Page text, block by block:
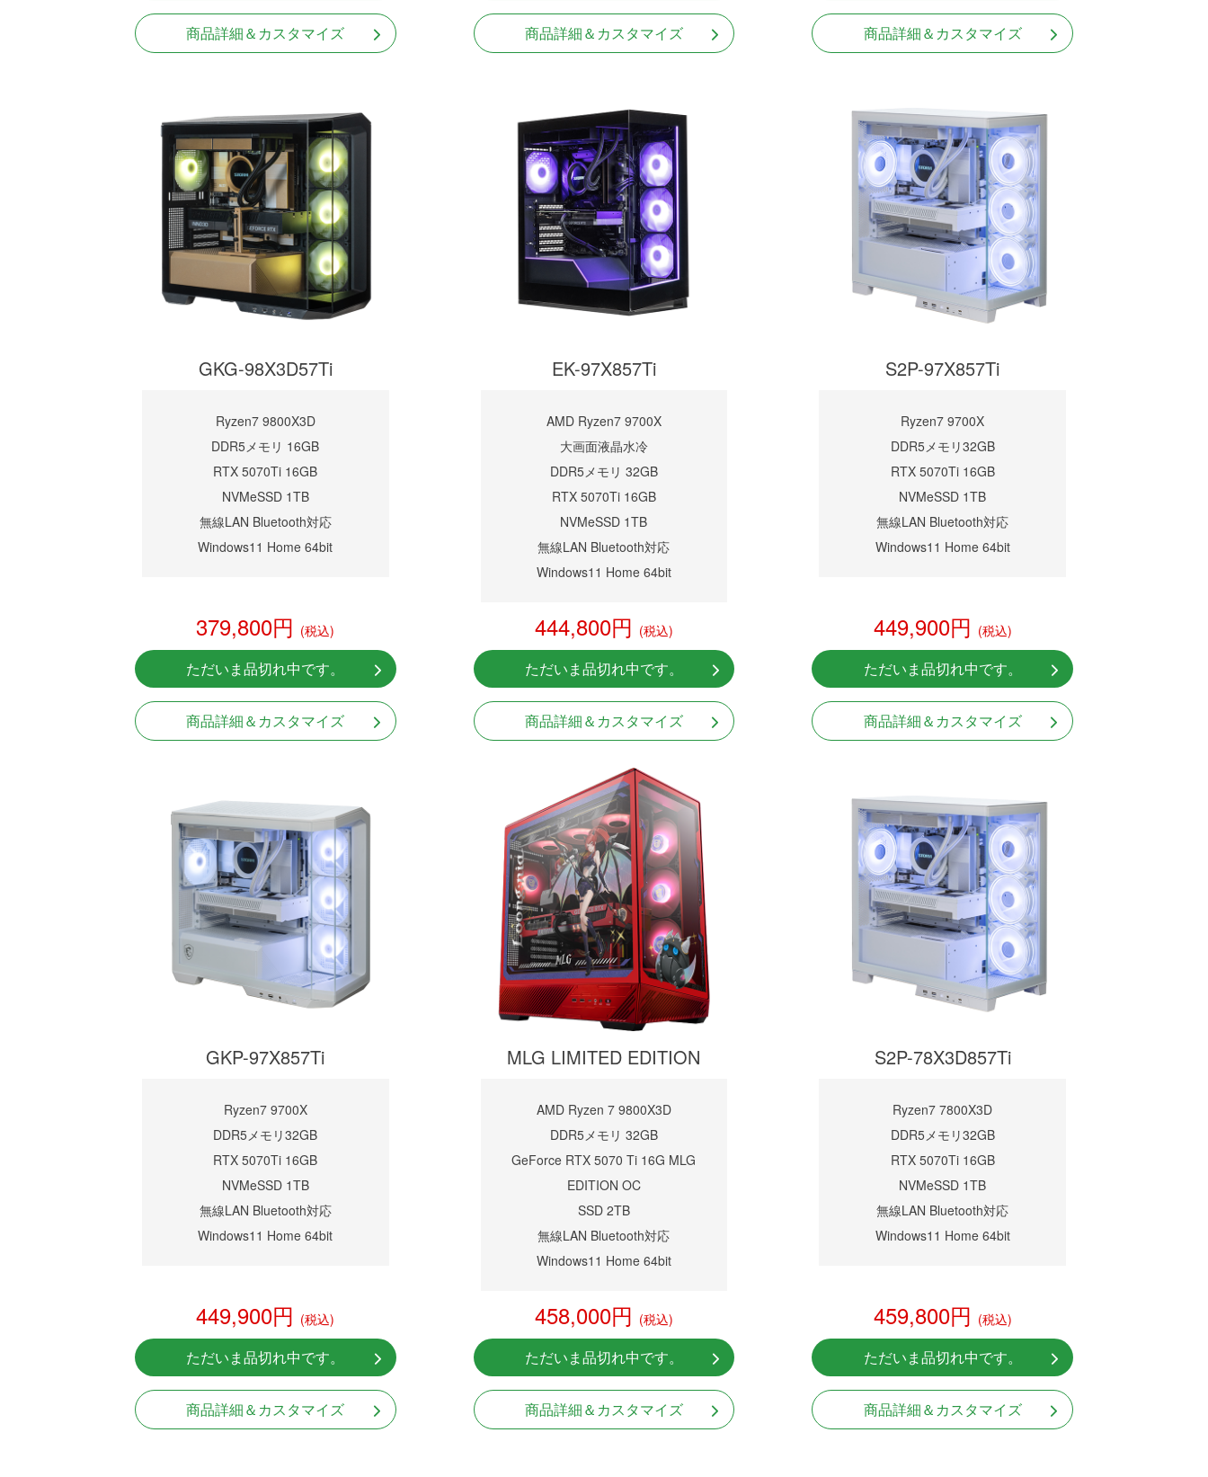
商品詳細＆カスタマイズ 商品詳細＆カスタマイズ 商品詳細＆カスタマイズ
GKG-98X3D57Ti
Ryzen7 9800X3D
DDR5メモリ 16GB
RTX 5070Ti 16GB
NVMeSSD 1TB
無線LAN Bluetooth対応
Windows11 Home 64bit
379,800円 (税込)
ただいま品切れ中です。
商品詳細＆カスタマイズ
EK-97X857Ti
AMD Ryzen7 9700X
大画面液晶水冷
DDR5メモリ 32GB
RTX 5070Ti 16GB
NVMeSSD 1TB
無線LAN Bluetooth対応
Windows11 Home 64bit
444,800円 (税込)
ただいま品切れ中です。
商品詳細＆カスタマイズ
S2P-97X857Ti
Ryzen7 9700X
DDR5メモリ32GB
RTX 5070Ti 16GB
NVMeSSD 1TB
無線LAN Bluetooth対応
Windows11 Home 64bit
449,900円 (税込)
ただいま品切れ中です。
商品詳細＆カスタマイズ
GKP-97X857Ti
Ryzen7 9700X
DDR5メモリ32GB
RTX 5070Ti 16GB
NVMeSSD 1TB
無線LAN Bluetooth対応
Windows11 Home 64bit
449,900円 (税込)
ただいま品切れ中です。
商品詳細＆カスタマイズ
MLG LIMITED EDITION
AMD Ryzen 7 9800X3D
DDR5メモリ 32GB
GeForce RTX 5070 Ti 16G MLG
EDITION OC
SSD 2TB
無線LAN Bluetooth対応
Windows11 Home 64bit
458,000円 (税込)
ただいま品切れ中です。
商品詳細＆カスタマイズ
S2P-78X3D857Ti
Ryzen7 7800X3D
DDR5メモリ32GB
RTX 5070Ti 16GB
NVMeSSD 1TB
無線LAN Bluetooth対応
Windows11 Home 64bit
459,800円 (税込)
ただいま品切れ中です。
商品詳細＆カスタマイズ